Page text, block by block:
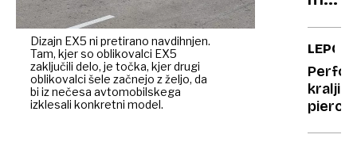
Dizajn EX5 ni pretirano navdihnjen.
Tam, kjer so oblikovalci EX5
zaključili delo, je točka, kjer drugi
oblikovalci šele začnejo z željo, da
bi iz nečesa avtomobilskega
izklesali konkretni model.
LEPOTA
kraljice